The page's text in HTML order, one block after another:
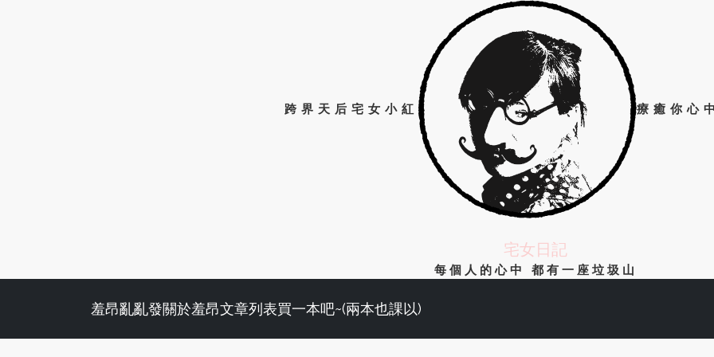
跨界天后宅女小紅 療癒你心
宅女日記
每個人的心中 都有一座垃圾山
羞昂亂亂發關於羞昂文章列表買一本吧~(兩本也課以)